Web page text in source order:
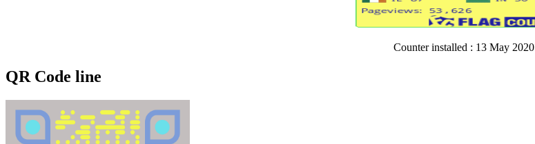
Counter installed : 13 May 2020
QR Code line